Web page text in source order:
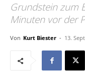
Grundstein zum
Minuten vor der
Von Kurt Biester - 13.